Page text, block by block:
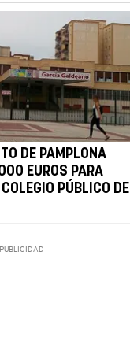
DE PAMPLONA
EUROS PARA
PÚBLICO DE